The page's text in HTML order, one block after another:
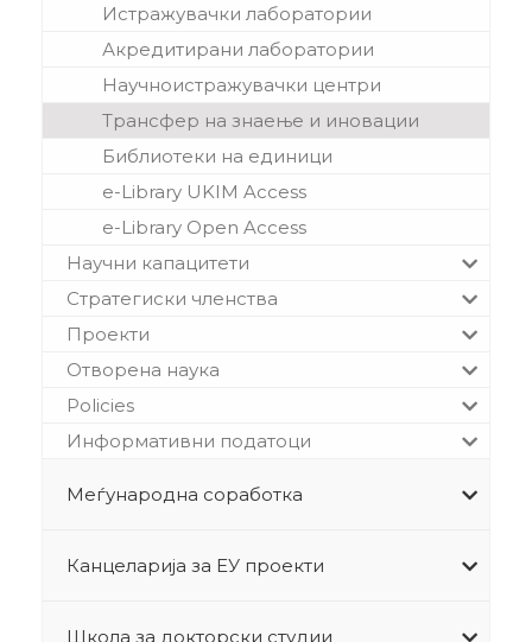
Истражувачки лаборатории
Акредитирани лаборатории
Научноистражувачки центри
Трансфер на знаење и иновации
Библиотеки на единици
e-Library UKIM Access
e-Library Open Access
Научни капацитети
Стратегиски членства
Проекти
Отворена наука
Policies
Информативни податоци
Меѓународна соработка
Канцеларија за ЕУ проекти
Школа за докторски студии